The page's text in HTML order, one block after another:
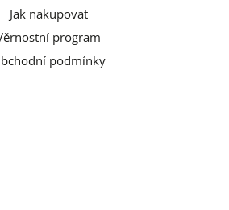
Jak nakupovat
program
podmínky